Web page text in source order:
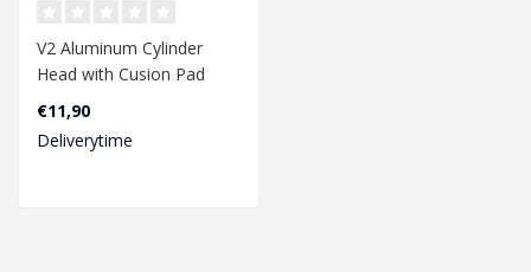
V2 Aluminum Cylinder
Head with Cusion Pad
€11,90
Deliverytime